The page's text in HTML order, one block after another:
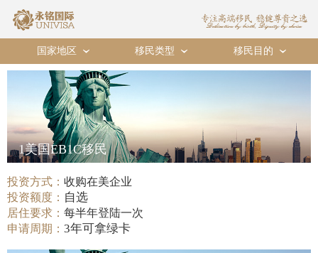
国家地区 › 移民类型 › 移民目的 ›
1美国EB1C移民
投资方式：收购在美企业
投资额度： 自选
居住要求：每半年登陆一次
申请周期：3年可拿绿卡